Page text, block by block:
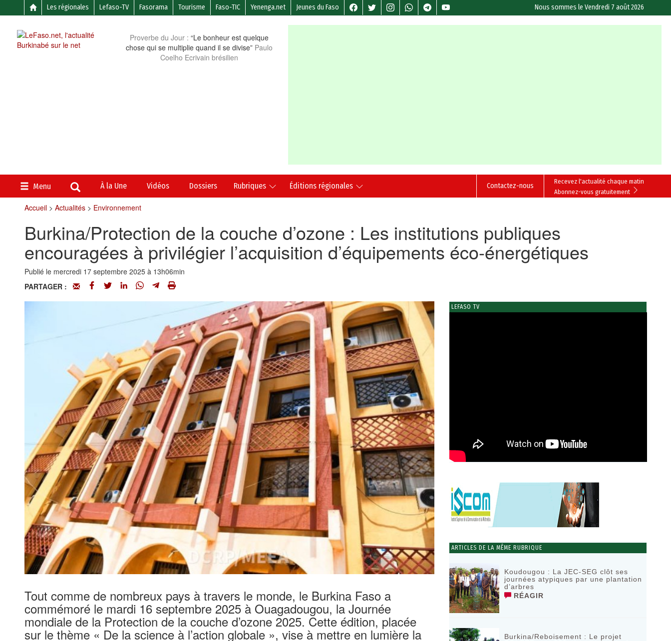
Les régionales Lefaso-TV Fasorama Tourisme Faso-TIC Yenenga.net Jeunes du Faso Nous sommes leVendredi 7 août 2026
Proverbe du Jour : “Le bonheur est quelque
chose qui se multiplie quand il se divise” Paulo
Coelho Ecrivain brésilien
Menu À la Une Vidéos Dossiers Rubriques Éditions régionales
Recevez l'actualité chaque matin
Abonnez-vous gratuitement
Contactez-nous
Accueil> Actualités> Environnement
Burkina/Protection de la couche d’ozone : Les institutions publiques
encouragées à privilégier l’acquisition d’équipements éco-énergétiques
Publié le mercredi 17 septembre 2025 à 13h06min
PARTAGER :
Tout comme de nombreux pays à travers le monde, le Burkina Faso a
commémoré le mardi 16 septembre 2025 à Ouagadougou, la Journée
mondiale de la Protection de la couche d’ozone 2025. Cette édition, placée
sur le thème « De la science à l’action globale », vise à mettre en lumière la
LEFASO TV
ARTICLES DE LA MÊME RUBRIQUE
Koudougou : La JEC-SEG clôt ses
journées atypiques par une plantation
d’arbres
RÉAGIR
Burkina/Reboisement : Le projet